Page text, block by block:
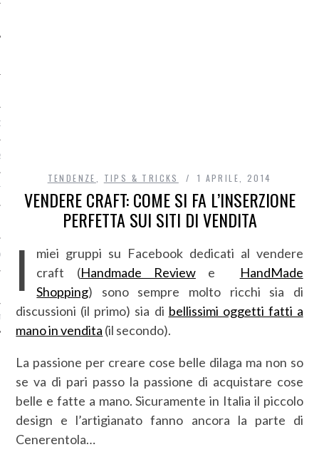
DI ACCESSO AI DATI
TENDENZE TIPS & TRICKS 1 APRILE, 2014
VENDERE CRAFT: COME SI FA L’INSERZIONE
PERFETTA SUI SITI DI VENDITA
I
miei gruppi su Facebook dedicati al vendere
craft (Handmade Reviewe
HandMade
Shopping) sono sempre molto ricchi sia di
discussioni (il primo) sia di bellissimi oggetti fatti a
mano in vendita (il secondo).
La passione per creare cose belle dilaga ma non so
se va di pari passo la passione di acquistare cose
belle e fatte a mano. Sicuramente in Italia il piccolo
design e l’artigianato fanno ancora la parte di
Cenerentola…